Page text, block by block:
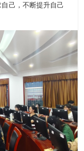
己，不断提升自己